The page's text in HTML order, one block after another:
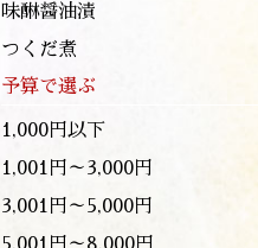
味醂醤油漬
つくだ煮
予算で選ぶ
1,000円以下
1,001円～3,000円
3,001円～5,000円